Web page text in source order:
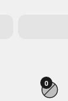
0